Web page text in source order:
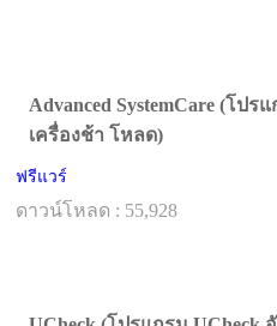
Advanced SystemCare (โปร
เครื่องช้า โหลด)
ฟรีแวร์
ดาวน์โหลด : 55,928